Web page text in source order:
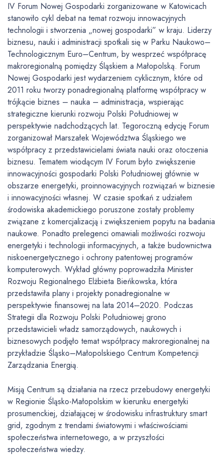
IV Forum Nowej Gospodarki zorganizowane w Katowicach
stanowiło cykl debat na temat rozwoju innowacyjnych
technologii i stworzenia „nowej gospodarki” w kraju. Liderzy
biznesu, nauki i administracji spotkali się w Parku Naukowo–
Technologicznym Euro–Centrum, by wesprzeć współpracę
makroregionalną pomiędzy Śląskiem a Małopolską. Forum
Nowej Gospodarki jest wydarzeniem cyklicznym, które od
2011 roku tworzy ponadregionalną platformę współpracy w
trójkącie biznes – nauka – administracja, wspierając
strategiczne kierunki rozwoju Polski Południowej w
perspektywie nadchodzących lat. Tegoroczną edycję Forum
zorganizował Marszałek Województwa Śląskiego we
współpracy z przedstawicielami świata nauki oraz otoczenia
biznesu. Tematem wiodącym IV Forum było zwiększenie
innowacyjności gospodarki Polski Południowej głównie w
obszarze energetyki, proinnowacyjnych rozwiązań w biznesie
i innowacyjności własnej. W czasie spotkań z udziałem
środowiska akademickiego poruszone zostały problemy
związane z komercjalizacją i zwiększeniem popytu na badania
naukowe. Ponadto prelegenci omawiali możliwości rozwoju
energetyki i technologii informacyjnych, a także budownictwa
niskoenergetycznego i ochrony patentowej programów
komputerowych. Wykład główny poprowadziła Minister
Rozwoju Regionalnego Elżbieta Bieńkowska, która
przedstawiła plany i projekty ponadregionalne w
perspektywie finansowej na lata 2014–2020. Podczas
Strategii dla Rozwoju Polski Południowej grono
przedstawicieli władz samorządowych, naukowych i
biznesowych podjęło temat współpracy makroregionalnej na
przykładzie Śląsko–Małopolskiego Centrum Kompetencji
Zarządzania Energią.
Misją Centrum są działania na rzecz przebudowy energetyki
w Regionie Śląsko-Małopolskim w kierunku energetyki
prosumenckiej, działającej w środowisku infrastruktury smart
grid, zgodnym z trendami światowymi i właściwościami
społeczeństwa internetowego, a w przyszłości
społeczeństwa wiedzy.